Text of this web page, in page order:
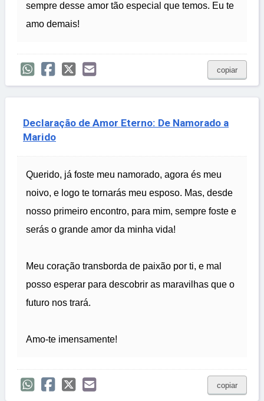
sempre desse amor tão especial que temos. Eu te
amo demais!
copiar
Declaração de Amor Eterno: De Namorado a
Marido
Querido, já foste meu namorado, agora és meu
noivo, e logo te tornarás meu esposo. Mas, desde
nosso primeiro encontro, para mim, sempre foste e
serás o grande amor da minha vida!
Meu coração transborda de paixão por ti, e mal
posso esperar para descobrir as maravilhas que o
futuro nos trará.
Amo-te imensamente!
copiar